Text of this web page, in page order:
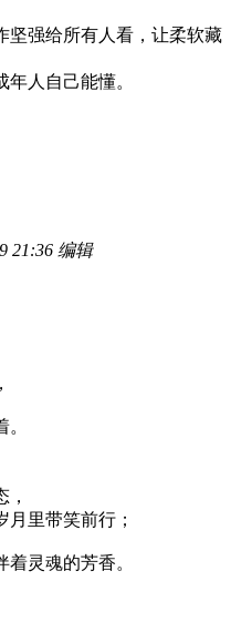
坚强给所有人看，让柔软藏
人自己能懂。
21:36 编辑
里带笑前行；
灵魂的芳香。